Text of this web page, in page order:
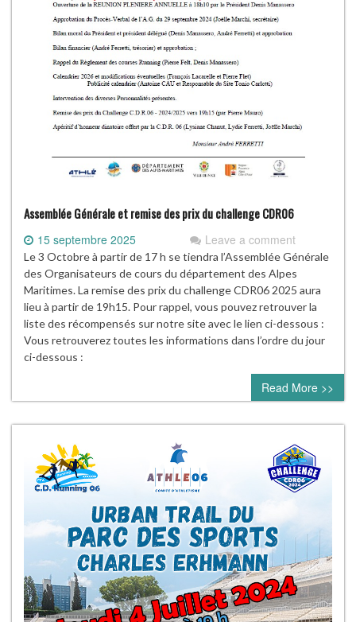
Assemblée Générale et remise des prix du challenge CDR06
15 septembre 2025 Leave a comment
Le 3 Octobre à partir de 17 h se tiendra l’Assemblée Générale
des Organisateurs de cours du département des Alpes
Maritimes. La remise des prix du challenge CDR06 2025 aura
lieu à partir de 19h15. Pour rappel, vous pouvez retrouver la
liste des récompensés sur notre site avec le lien ci-dessous :
Vous retrouverez toutes les informations dans l’ordre du jour
ci-dessous :
Read More >>